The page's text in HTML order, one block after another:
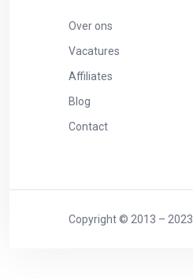
Over ons
Vacatures
Affiliates
Blog
Contact
Copyright © 2013 – 2023